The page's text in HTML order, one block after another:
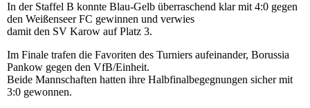
In der Staffel B konnte Blau-Gelb überraschend klar mit 4:0 gegen
den Weißenseer FC gewinnen und verwies
damit den SV Karow auf Platz 3.
Im Finale trafen die Favoriten des Turniers aufeinander, Borussia
Pankow gegen den VfB/Einheit.
Beide Mannschaften hatten ihre Halbfinalbegegnungen sicher mit
3:0 gewonnen.